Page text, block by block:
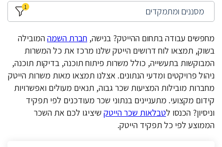
מסננים ומתמקדים 1
מחפשים עבודה בתחום ההייטק? בנישה, חברת השמההמובילה
בשוק, תמצאו לוח דרושים הייטק שלנו מרכז את כל המשרות
המבוקשות בתעשייה, כולל משרות פיתוח תוכנה, בדיקות תוכנה,
ניהול פרויקטים ומדעי הנתונים. אצלנו תמצאו מאות משרות הייטק
מחברות מובילות המציעות שכר גבוה, תנאים מעולים ואפשרויות
קידום מקצועי. מתעניינים בנתוני שכר מעודכנים לפי תפקיד
וניסיון? הכנסו לטבלאות שכר הייטק שיציגו לכם את השכר
הממוצע לפי כל תפקיד הייטק.